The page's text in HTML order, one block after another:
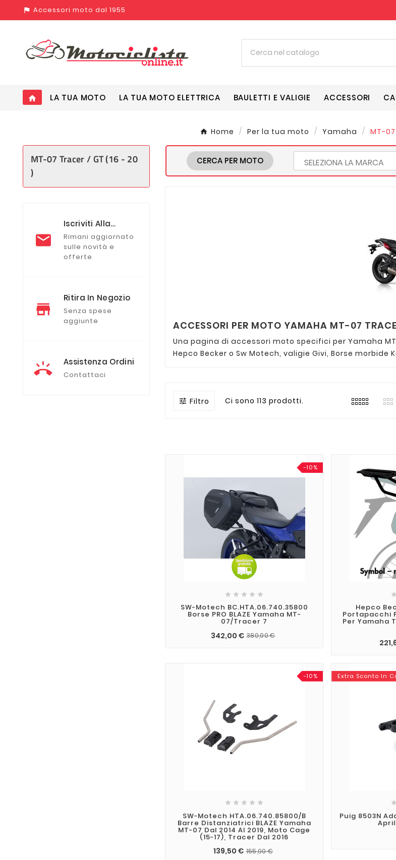
assistant_photo Accessori moto dal 1955
home LA TUA MOTO LA TUA MOTO ELETTRICA BAULETTI E VALIGIE ACCESSORI
Home Per la tua moto Yamaha MT-
MT-07 Tracer / GT (16 - 20
)
Iscriviti Alla
Newsletter
Rimani aggiornato
sulle novità e
offerte
Ritira In Negozio
Senza spese
aggiunte
Assistenza Ordini
Contattaci
CERCA PER MOTO
ACCESSORI PER MOTO YAMAHA MT-07
Una pagina di accessori moto specifici per Yamaha
Hepco Becker o Sw Motech, valigie Givi, Borse morbide
 Filtro Ci sono 113 prodotti.
-10%
    
SW-Motech BC.HTA.06.740.35800
Borse PRO BLAZE Yamaha MT-
07/Tracer 7
342,00 € 380,00 €

Hepco
Portapacchi
Per Yamaha
-10%
    
SW-Motech HTA.06.740.85800/B
Barre Distanziatrici BLAZE Yamaha
MT-07 Dal 2014 Al 2019, Moto Cage
(15-17), Tracer Dal 2016
139,50 € 155,00 €
Extra Sconto In

Puig 8503N